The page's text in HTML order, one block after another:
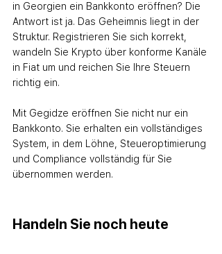
in Georgien ein Bankkonto eröffnen? Die
Antwort ist ja. Das Geheimnis liegt in der
Struktur. Registrieren Sie sich korrekt,
wandeln Sie Krypto über konforme Kanäle
in Fiat um und reichen Sie Ihre Steuern
richtig ein.
Mit Gegidze eröffnen Sie nicht nur ein
Bankkonto. Sie erhalten ein vollständiges
System, in dem Löhne, Steueroptimierung
und Compliance vollständig für Sie
übernommen werden.
Handeln Sie noch heute